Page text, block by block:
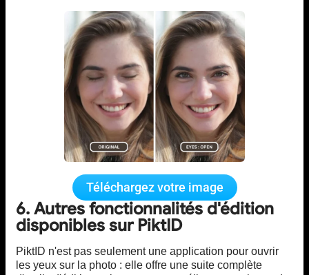
Téléchargez votre image
6. Autres fonctionnalités d'édition
disponibles sur PiktID
PiktID n'est pas seulement une application pour ouvrir
les yeux sur la photo : elle offre une suite complète